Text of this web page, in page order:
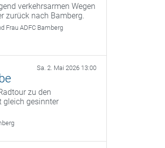
verkehrsarmen Wegen
zurück nach Bamberg.
Frau ADFC Bamberg
Sa. 2. Mai 2026 13:00
zu den
gleich gesinnter